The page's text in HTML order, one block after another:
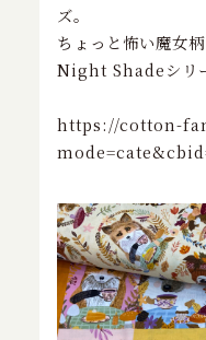
特定
ズ。
ちょっと怖い魔女
Night Shadeシリー
https://cotton-